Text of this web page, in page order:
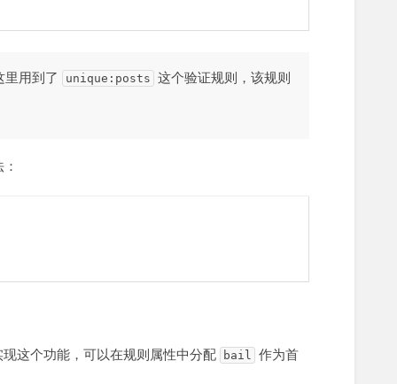
里用到了 unique:posts 这个验证规则，该规则
这个功能，可以在规则属性中分配 bail
作为首